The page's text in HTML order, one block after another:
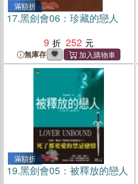
滿額折
17.黑劍會06：珍藏的戀人
9
252
無庫存
滿額折
19.黑劍會05：被釋放的戀人